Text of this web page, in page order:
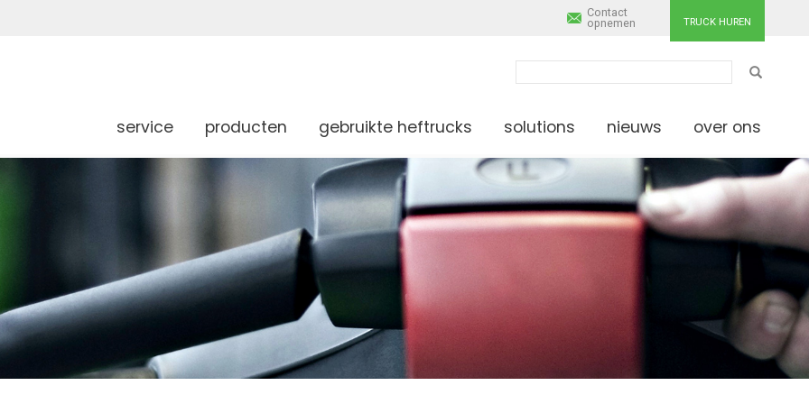
TRUCK HUREN
Contact
opnemen
ZOEKEN
service producten gebruikte heftrucks solutions nieuws over ons